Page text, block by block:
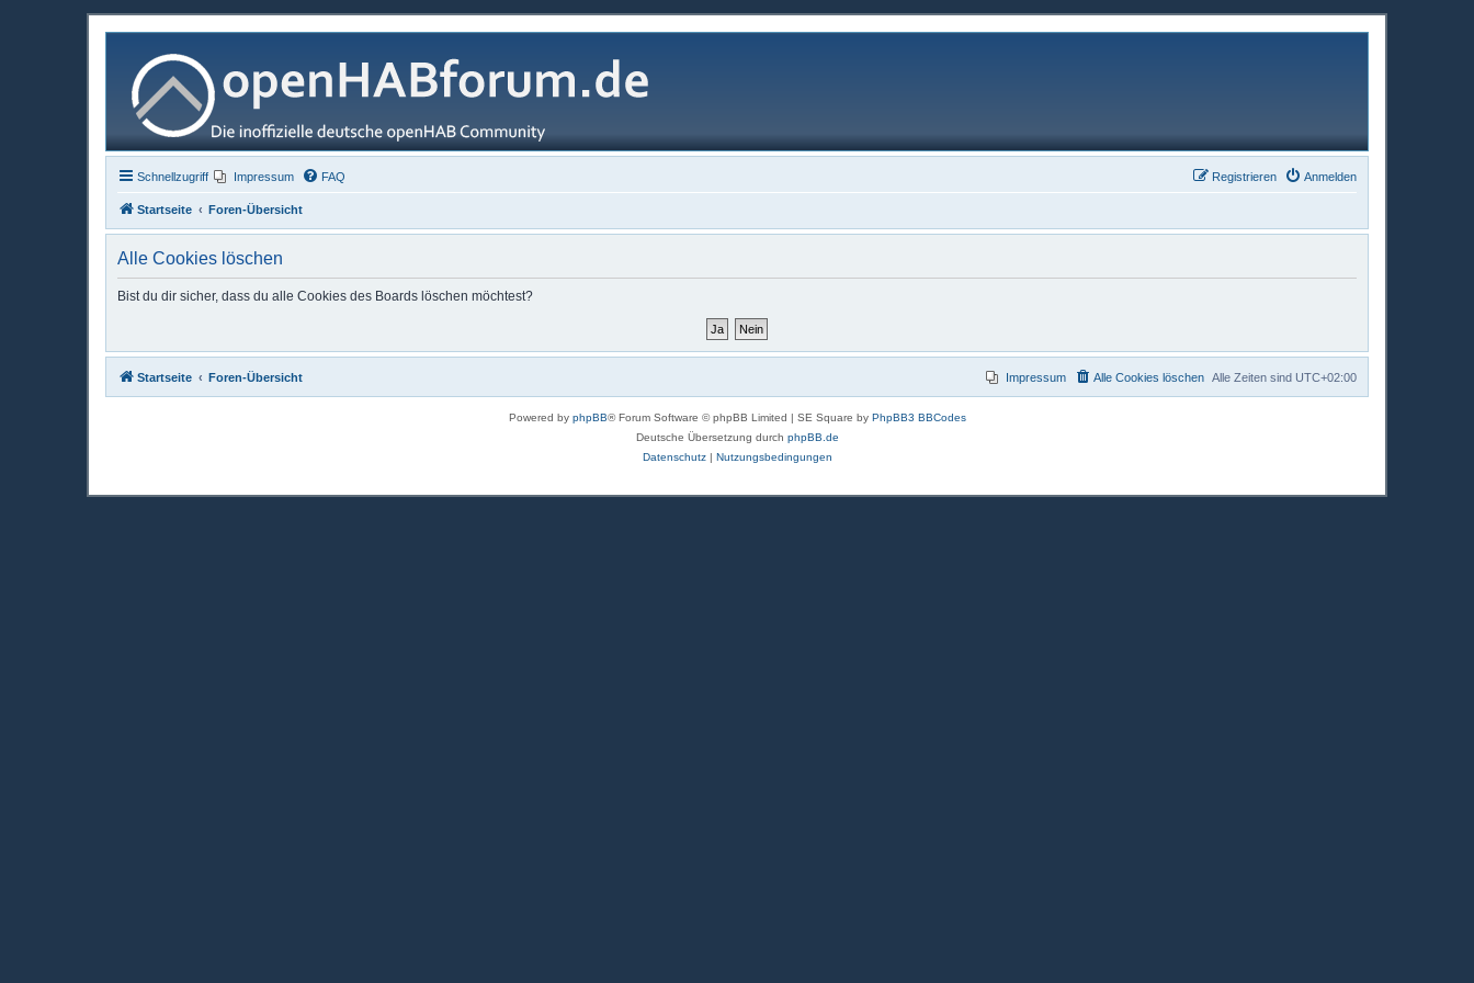
Schnellzugriff Impressum FAQ Anmelden
Registrieren
Startseite Foren-Übersicht
Alle Cookies löschen
Bist du dir sicher, dass du alle Cookies des Boards löschen möchtest?
Startseite Foren-Übersicht Alle Zeiten sind UTC+02:00
Alle Cookies löschen
Impressum
Powered by phpBB® Forum Software © phpBB Limited | SE Square by PhpBB3 BBCodes
Deutsche Übersetzung durch phpBB.de
Datenschutz| Nutzungsbedingungen